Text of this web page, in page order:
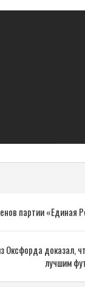
партии «Единая
Оксфорда доказал,
лучшим